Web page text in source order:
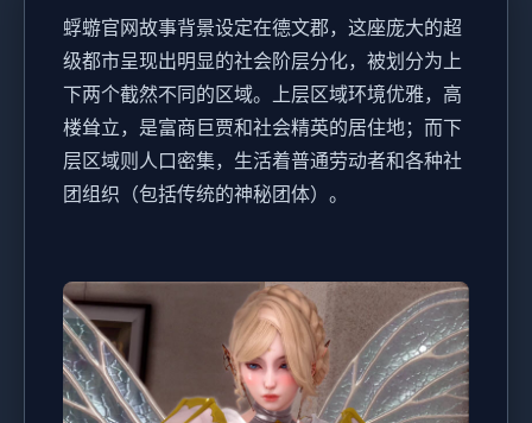
蜉蝣官网故事背景设定在德文郡，这座庞大的超
级都市呈现出明显的社会阶层分化，被划分为上
下两个截然不同的区域。上层区域环境优雅，高
楼耸立，是富商巨贾和社会精英的居住地；而下
层区域则人口密集，生活着普通劳动者和各种社
团组织（包括传统的神秘团体）。